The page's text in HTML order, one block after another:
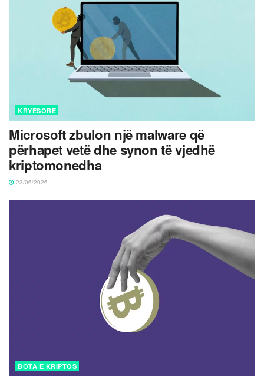
KRYESORE
Microsoft zbulon një malware që
përhapet vetë dhe synon të vjedhë
kriptomonedha
23/06/2026
BOTA E KRIPTOS